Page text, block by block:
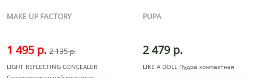
MAKE UP FACTORY
1 495 р. 2 135 р.
LIGHT REFLECTING CONCEALER
PUPA
2 479 р.
LIKE A DOLL Пудра компактная